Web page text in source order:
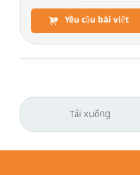
Yêu cầu bài viết
Tải xuống